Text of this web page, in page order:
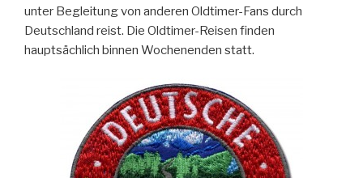
unter Begleitung von anderen Oldtimer-Fans durch
Deutschland reist. Die Oldtimer-Reisen finden
hauptsächlich binnen Wochenenden statt.